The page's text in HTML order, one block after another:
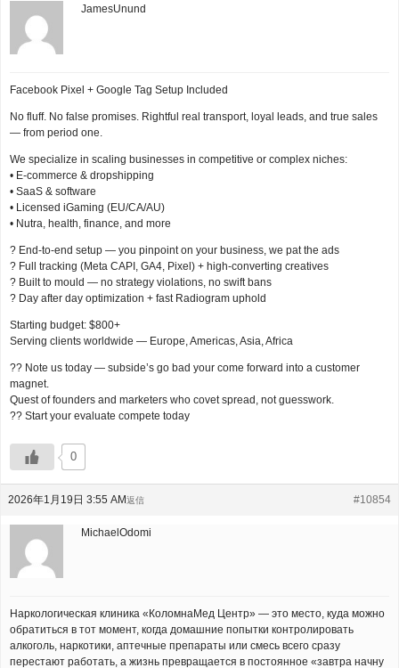
JamesUnund
Facebook Pixel + Google Tag Setup Included
No fluff. No false promises. Rightful real transport, loyal leads, and true sales
— from period one.
We specialize in scaling businesses in competitive or complex niches:
• E-commerce & dropshipping
• SaaS & software
• Licensed iGaming (EU/CA/AU)
• Nutra, health, finance, and more
? End-to-end setup — you pinpoint on your business, we pat the ads
? Full tracking (Meta CAPI, GA4, Pixel) + high-converting creatives
? Built to mould — no strategy violations, no swift bans
? Day after day optimization + fast Radiogram uphold
Starting budget: $800+
Serving clients worldwide — Europe, Americas, Asia, Africa
?? Note us today — subside’s go bad your come forward into a customer
magnet.
Quest of founders and marketers who covet spread, not guesswork.
?? Start your evaluate compete today
0
2026年1月19日 3:55 AM #10854
返信
MichaelOdomi
Наркологическая клиника «КоломнаМед Центр» — это место, куда можно
обратиться в тот момент, когда домашние попытки контролировать
алкоголь, наркотики, аптечные препараты или смесь всего сразу
перестают работать, а жизнь превращается в постоянное «завтра начну